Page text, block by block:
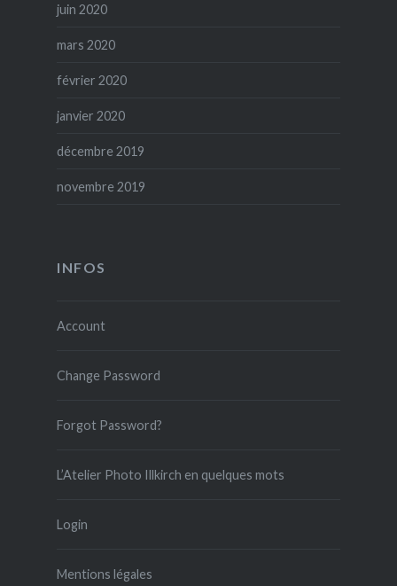
juin 2020
mars 2020
février 2020
janvier 2020
décembre 2019
novembre 2019
INFOS
Account
Change Password
Forgot Password?
L’Atelier Photo Illkirch en quelques mots
Login
Mentions légales